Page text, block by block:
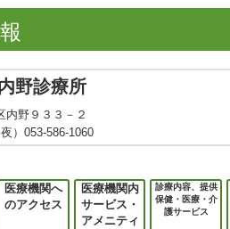
野診療所
野９３３－２
）053-586-1060
医療機関へ
のアクセス
医療機関内
サービス・
アメニティ
診療内容、提供
保健・医療・介
護サービス